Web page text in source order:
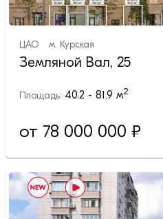
ЦАО м. Курская
Земляной Вал, 25
Площадь: 40.2 - 81.9 м2
от 78 000 000 ₽